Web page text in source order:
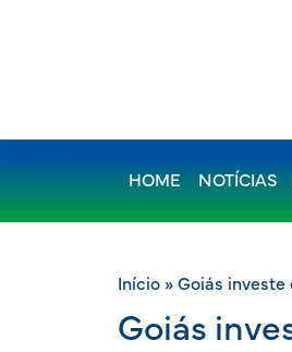
HOME NOTÍCIAS
Início » Goiás investe
Goiás